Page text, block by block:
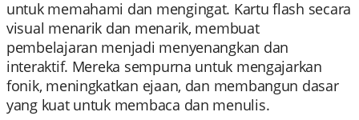
untuk memahami dan mengingat. Kartu flash secara
visual menarik dan menarik, membuat
pembelajaran menjadi menyenangkan dan
interaktif. Mereka sempurna untuk mengajarkan
fonik, meningkatkan ejaan, dan membangun dasar
yang kuat untuk membaca dan menulis.